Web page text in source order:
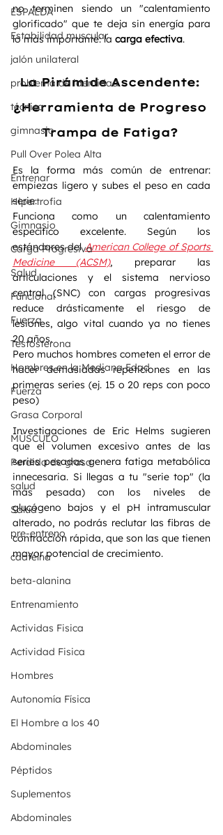
ESPALDA
Estabilidad muscular
jalón unilateral
problema de identidad
técnica
gimnasio
Pull Over Polea Alta
Entrenar
Hipertrofia
Gimnasio
Carga Progresiva
Salud
Funcional
Fuerza
Testosterona
Hombres en la Mediana Edad
Fuerza
Grasa Corporal
MÚSCULO
Perdida de grasa
salud
Salud
pre-entreno
caafeína
beta-alanina
Entrenamiento
Actividas Fisica
Actividad Fisica
Hombres
Autonomía Física
El Hombre a los 40
Abdominales
Péptidos
Suplementos
Abdominales
no terminen siendo un "calentamiento
glorificado" que te deja sin energía para
lo más importante: la carga efectiva.
La Pirámide Ascendente:
¿Herramienta de Progreso
Trampa de Fatiga?
Es la forma más común de entrenar:
empiezas ligero y subes el peso en cada
serie.
Funciona como un calentamiento
específico excelente. Según los
estándares del American College of Sports
Medicine (ACSM), preparar las
articulaciones y el sistema nervioso
central (SNC) con cargas progresivas
reduce drásticamente el riesgo de
lesiones, algo vital cuando ya no tienes
20 años.
Pero muchos hombres cometen el error de
hacer demasiadas repeticiones en las
primeras series (ej. 15 o 20 reps con poco
peso)
Investigaciones de Eric Helms sugieren
que el volumen excesivo antes de las
series pesadas genera fatiga metabólica
innecesaria. Si llegas a tu "serie top" (la
más pesada) con los niveles de
glucógeno bajos y el pH intramuscular
alterado, no podrás reclutar las fibras de
contracción rápida, que son las que tienen
mayor potencial de crecimiento.